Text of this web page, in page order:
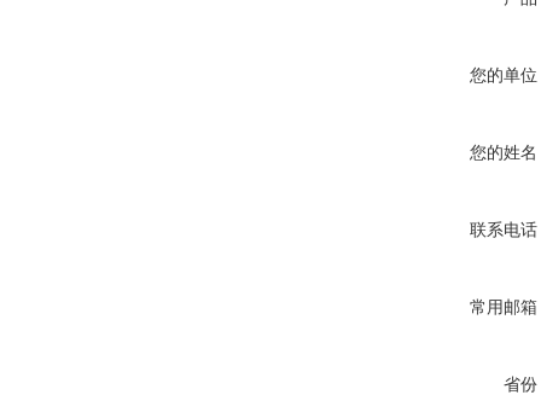
您的单位
您的姓名
联系电话
常用邮箱
省份